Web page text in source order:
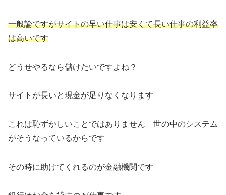
一般論ですがサイトの早い仕事は安くて長い仕事の利益率
は高いです
どうせやるなら儲けたいですよね？
サイトが長いと現金が足りなくなります
これは恥ずかしいことではありません 世の中のシステム
がそうなっているからです
その時に助けてくれるのが金融機関です